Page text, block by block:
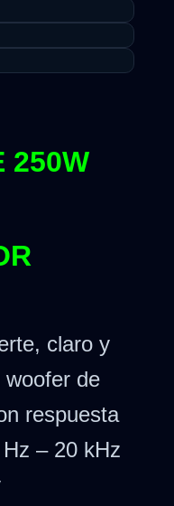
250W
claro y
woofer de
respuesta
– 20 kHz